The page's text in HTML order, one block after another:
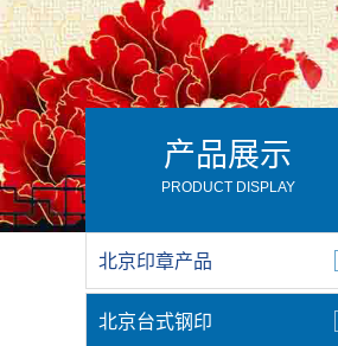
产品展示
PRODUCT DISPLAY
北京印章产品
北京台式钢印